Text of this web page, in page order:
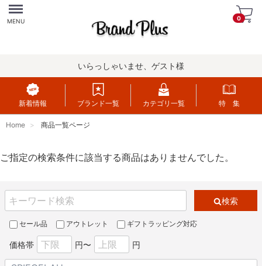
Menu
MENU 0
いらっしゃいませ、ゲスト様
新着情報 ブランド一覧 カテゴリ一覧 特 集
Home 商品一覧ページ
ご指定の検索条件に該当する商品はありませんでした。
検索
セール品 アウトレット ギフトラッピング対応
価格帯 円〜 円